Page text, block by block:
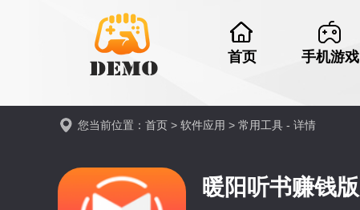
首页 手机游戏
您当前位置： 首页 > 软件应用 > 常用工具 - 详情
暖阳听书赚钱版